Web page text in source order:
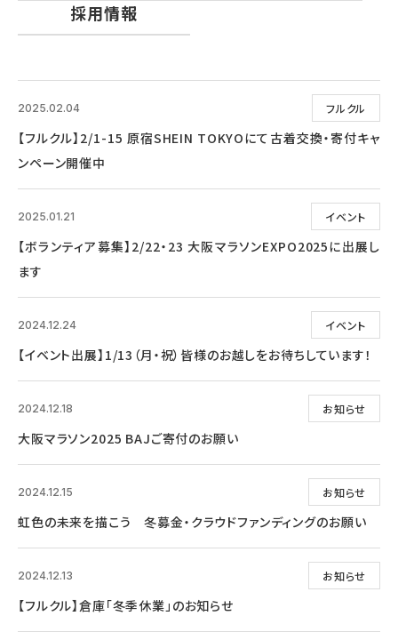
採用情報
フルクル
2025.02.04
【フルクル】2/1-15 原宿SHEIN TOKYOにて古着交換・寄付キャ
ンペーン開催中
イベント
2025.01.21
【ボランティア募集】2/22・23 大阪マラソンEXPO2025に出展し
ます
イベント
2024.12.24
【イベント出展】1/13（月・祝）皆様のお越しをお待ちしています！
お知らせ
2024.12.18
大阪マラソン2025 BAJご寄付のお願い
お知らせ
2024.12.15
虹色の未来を描こう 冬募金・クラウドファンディングのお願い
お知らせ
2024.12.13
【フルクル】倉庫「冬季休業」のお知らせ